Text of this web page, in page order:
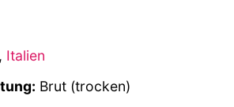
Italien
Brut (trocken)